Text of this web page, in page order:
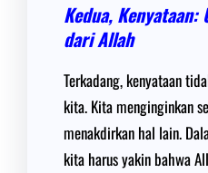
Kedua,
dari Allah
Terkadang, kenyataan
kita. Kita menginginkan
menakdirkan hal lain.
kita harus yakin bahwa